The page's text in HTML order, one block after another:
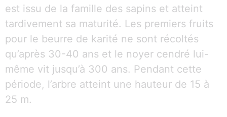
est issu de la famille des sapins et atteint
tardivement sa maturité. Les premiers fruits
pour le beurre de karité ne sont récoltés
qu’après 30-40 ans et le noyer cendré lui-
même vit jusqu’à 300 ans. Pendant cette
période, l’arbre atteint une hauteur de 15 à
25 m.